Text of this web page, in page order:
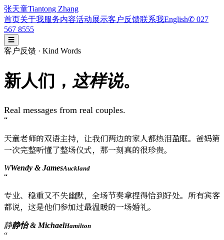
张天童Tiantong Zhang
首页关于我服务内容活动展示客户反馈联系我English✆ 027
567 8555
☰
客户反馈 · Kind Words
新人们， 这样说。
Real messages from real couples.
“
天童老师的双语主持，让我们两边的家人都热泪盈眶。爸妈第
一次完整听懂了整场仪式，那一刻真的很珍贵。
WWendy & JamesAuckland
“
专业、稳重又不失幽默，全场节奏拿捏得恰到好处。所有宾客
都说，这是他们参加过最温暖的一场婚礼。
静静怡 & MichaelHamilton
“